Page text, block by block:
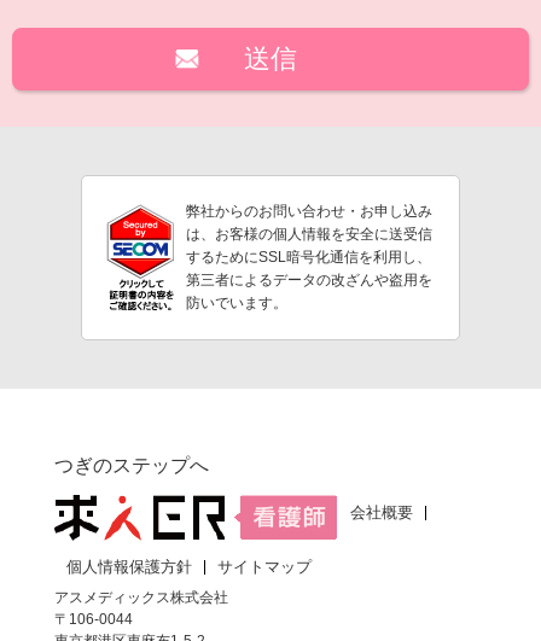
弊社からのお問い合わせ・お申し込み
は、お客様の個人情報を安全に送受信
するためにSSL暗号化通信を利用し、
第三者によるデータの改ざんや盗用を
防いでいます。
つぎのステップへ
会社概要
個人情報保護方針
サイトマップ
アスメディックス株式会社
〒106-0044